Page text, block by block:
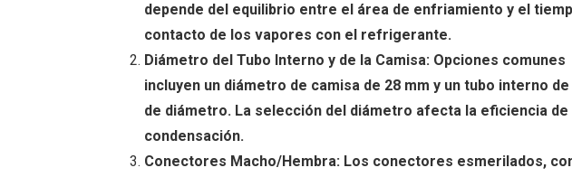
depende del equilibrio entre el área de enfriamiento y el
contacto de los vapores con el refrigerante.
Diámetro del Tubo Interno y de la Camisa: Opciones comunes
incluyen un diámetro de camisa de 28 mm y un tubo interno de
de diámetro. La selección del diámetro afecta la eficiencia de
condensación.
Conectores Macho/Hembra: Los conectores esmerilados,